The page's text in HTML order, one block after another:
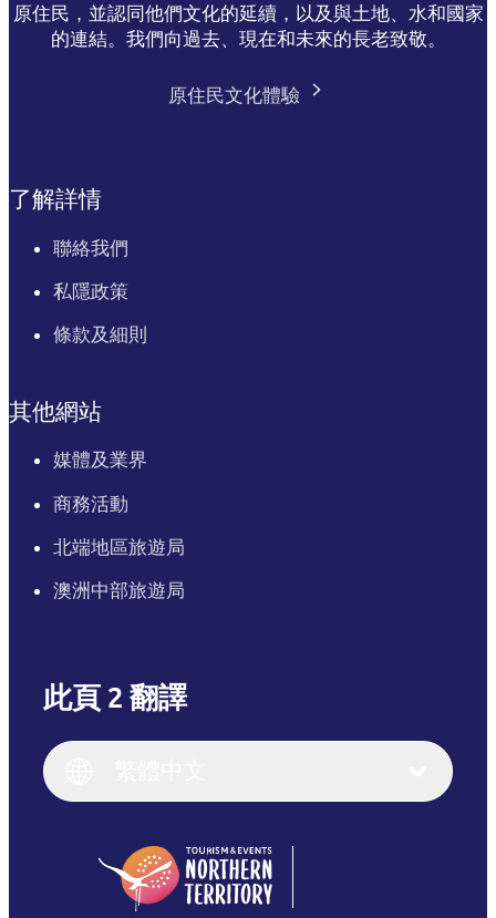
原住民，並認同他們文化的延續，以及與土地、水和國家
的連結。我們向過去、現在和未來的長老致敬。
原住民文化體驗
了解詳情
聯絡我們
私隱政策
條款及細則
其他網站
媒體及業界
商務活動
北端地區旅遊局
澳洲中部旅遊局
此頁 2 翻譯
English (US)
English
(Singapore)
繁體中文